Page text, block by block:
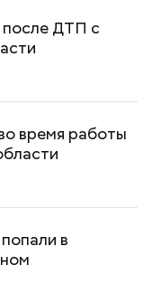
после ДТП с
время работы
в